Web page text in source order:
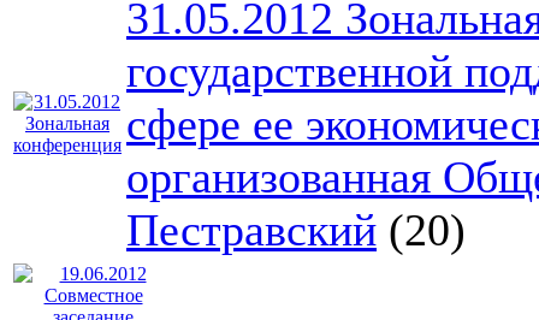
31.05.2012
государственной
сфере ее
организованная
Пестравский (20)